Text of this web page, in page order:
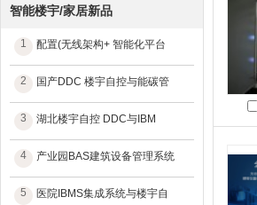
智能楼宇/家居新品
1 配置(无线架构+ 智能化平台
2 国产DDC 楼宇自控与能碳管
3 湖北楼宇自控 DDC与IBM
4 产业园BAS建筑设备管理系统
5 医院IBMS集成系统与楼宇自